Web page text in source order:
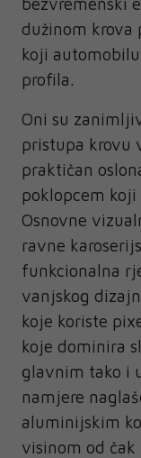
dužinom krova
koji
profila.
Oni su
pristupa krovu
praktičan
poklopcem
Osnovne
ravne
funkcionalna
vanjskog
koje koriste
koje dominira
glavnim tako i
namjere
aluminijskim
visinom od